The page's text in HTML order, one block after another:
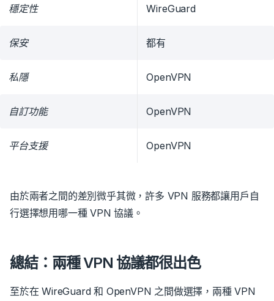
穩定性 WireGuard
保安 都有
私隱 OpenVPN
自訂功能 OpenVPN
平台支援 OpenVPN
由於兩者之間的差別微乎其微，許多 VPN 服務都讓用戶自
行選擇想用哪一種 VPN 協議。
總結：兩種 VPN 協議都很出色
至於在 WireGuard 和 OpenVPN 之間做選擇，兩種 VPN